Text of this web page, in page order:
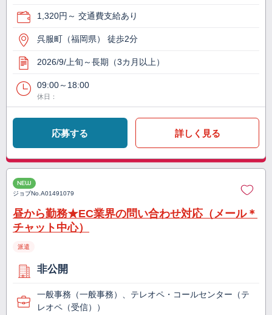
1,320円～ 交通費支給あり
呉服町（福岡県） 徒歩2分
2026/9/上旬～長期（3カ月以上）
09:00～18:00
休日：
応募する 詳しく見る
NEW
ジョブNo.A01491079
昼から勤務★EC業界の問い合わせ対応（メール＊
チャット中心）
派遣
非公開
一般事務（一般事務）、テレオペ・コールセンター（テ
レオペ（受信））